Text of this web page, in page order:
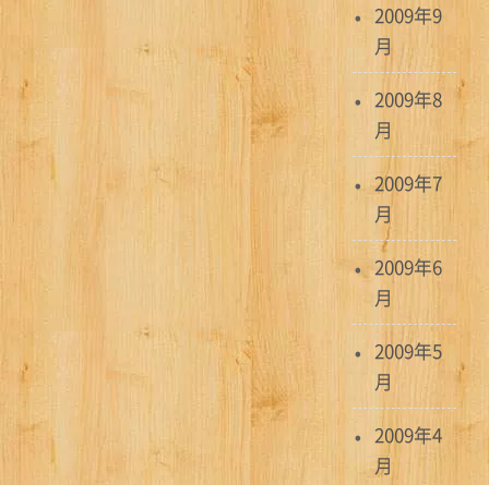
2009年9
月
2009年8
月
2009年7
月
2009年6
月
2009年5
月
2009年4
月